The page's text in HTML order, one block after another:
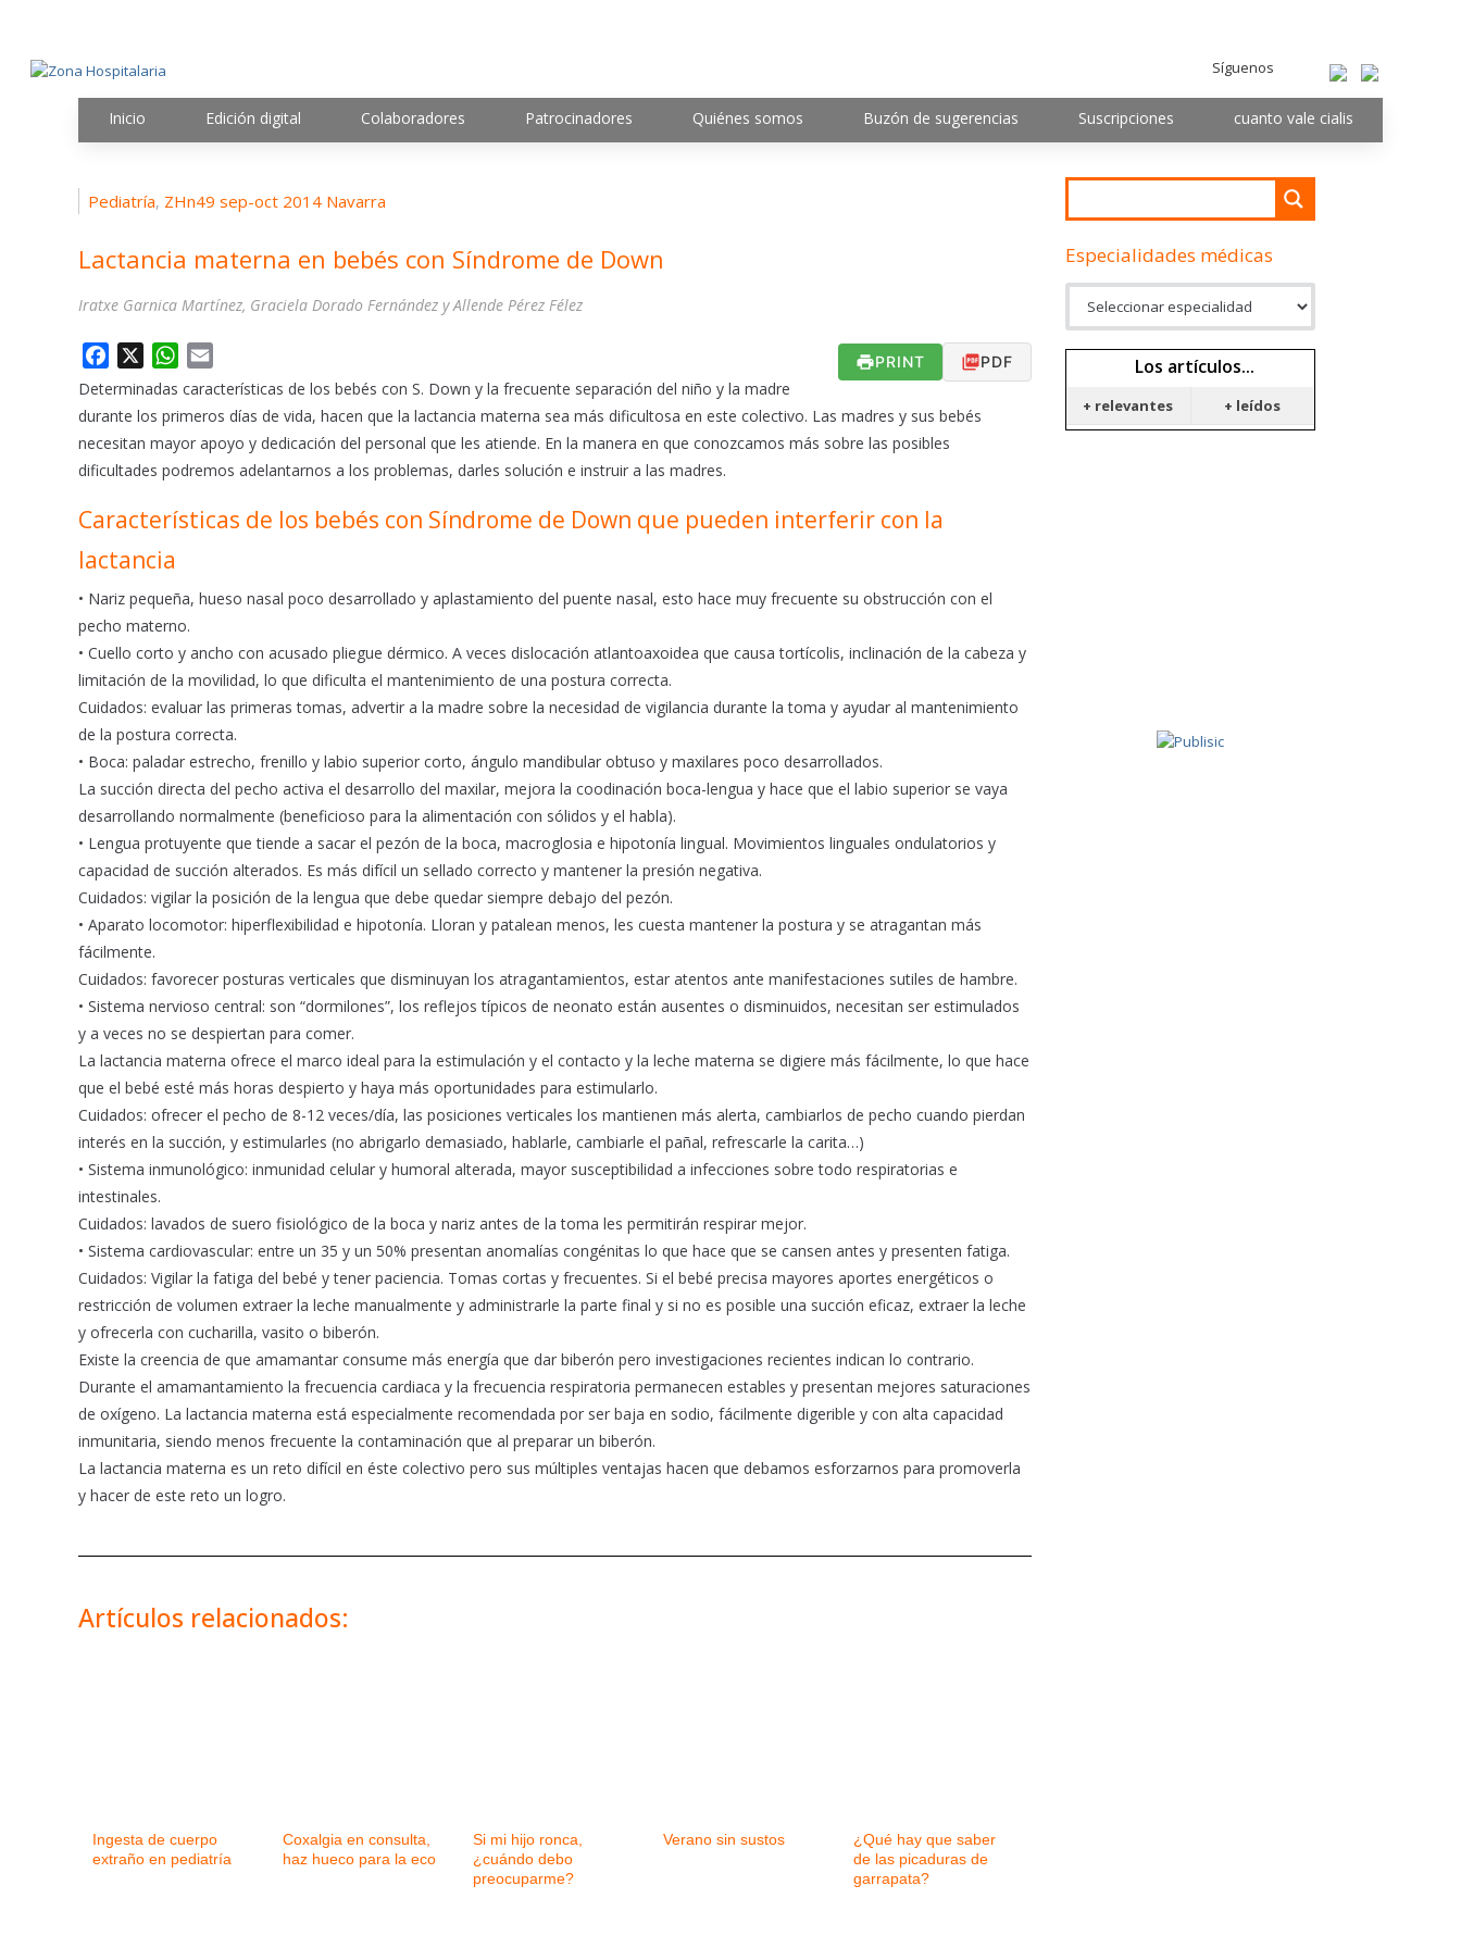
Síguenos
Inicio Edición digital Colaboradores Patrocinadores Quiénes somos Buzón de sugerencias Suscripciones cuanto vale cialis
Pediatría, ZHn49 sep-oct 2014 Navarra
Lactancia materna en bebés con Síndrome de Down
Iratxe Garnica Martínez, Graciela Dorado Fernández y Allende Pérez Félez
a
c
b
o
W
h
a
s
p
m
a
PRINT PDF
Determinadas características de los bebés con S. Down y la frecuente separación del niño y la madre
durante los primeros días de vida, hacen que la lactancia materna sea más dificultosa en este colectivo. Las madres y sus bebés
necesitan mayor apoyo y dedicación del personal que les atiende. En la manera en que conozcamos más sobre las posibles
dificultades podremos adelantarnos a los problemas, darles solución e instruir a las madres.
Características de los bebés con Síndrome de Down que pueden interferir con la
lactancia
• Nariz pequeña, hueso nasal poco desarrollado y aplastamiento del puente nasal, esto hace muy frecuente su obstrucción con el
pecho materno.
• Cuello corto y ancho con acusado pliegue dérmico. A veces dislocación atlantoaxoidea que causa tortícolis, inclinación de la cabeza y
limitación de la movilidad, lo que dificulta el mantenimiento de una postura correcta.
Cuidados: evaluar las primeras tomas, advertir a la madre sobre la necesidad de vigilancia durante la toma y ayudar al mantenimiento
de la postura correcta.
• Boca: paladar estrecho, frenillo y labio superior corto, ángulo mandibular obtuso y maxilares poco desarrollados.
La succión directa del pecho activa el desarrollo del maxilar, mejora la coodinación boca-lengua y hace que el labio superior se vaya
desarrollando normalmente (beneficioso para la alimentación con sólidos y el habla).
• Lengua protuyente que tiende a sacar el pezón de la boca, macroglosia e hipotonía lingual. Movimientos linguales ondulatorios y
capacidad de succión alterados. Es más difícil un sellado correcto y mantener la presión negativa.
Cuidados: vigilar la posición de la lengua que debe quedar siempre debajo del pezón.
• Aparato locomotor: hiperflexibilidad e hipotonía. Lloran y patalean menos, les cuesta mantener la postura y se atragantan más
fácilmente.
Cuidados: favorecer posturas verticales que disminuyan los atragantamientos, estar atentos ante manifestaciones sutiles de hambre.
• Sistema nervioso central: son “dormilones”, los reflejos típicos de neonato están ausentes o disminuidos, necesitan ser estimulados
y a veces no se despiertan para comer.
La lactancia materna ofrece el marco ideal para la estimulación y el contacto y la leche materna se digiere más fácilmente, lo que hace
que el bebé esté más horas despierto y haya más oportunidades para estimularlo.
Cuidados: ofrecer el pecho de 8-12 veces/día, las posiciones verticales los mantienen más alerta, cambiarlos de pecho cuando pierdan
interés en la succión, y estimularles (no abrigarlo demasiado, hablarle, cambiarle el pañal, refrescarle la carita…)
• Sistema inmunológico: inmunidad celular y humoral alterada, mayor susceptibilidad a infecciones sobre todo respiratorias e
intestinales.
Cuidados: lavados de suero fisiológico de la boca y nariz antes de la toma les permitirán respirar mejor.
• Sistema cardiovascular: entre un 35 y un 50% presentan anomalías congénitas lo que hace que se cansen antes y presenten fatiga.
Cuidados: Vigilar la fatiga del bebé y tener paciencia. Tomas cortas y frecuentes. Si el bebé precisa mayores aportes energéticos o
restricción de volumen extraer la leche manualmente y administrarle la parte final y si no es posible una succión eficaz, extraer la leche
y ofrecerla con cucharilla, vasito o biberón.
Existe la creencia de que amamantar consume más energía que dar biberón pero investigaciones recientes indican lo contrario.
Durante el amamantamiento la frecuencia cardiaca y la frecuencia respiratoria permanecen estables y presentan mejores saturaciones
de oxígeno. La lactancia materna está especialmente recomendada por ser baja en sodio, fácilmente digerible y con alta capacidad
inmunitaria, siendo menos frecuente la contaminación que al preparar un biberón.
La lactancia materna es un reto difícil en éste colectivo pero sus múltiples ventajas hacen que debamos esforzarnos para promoverla
y hacer de este reto un logro.
Artículos relacionados:
Ingesta de cuerpo
extraño en pediatría
Coxalgia en consulta,
haz hueco para la eco
Si mi hijo ronca,
¿cuándo debo
preocuparme?
Verano sin sustos
¿Qué hay que saber
de las picaduras de
garrapata?
Especialidades médicas
Los artículos...
+ relevantes + leídos